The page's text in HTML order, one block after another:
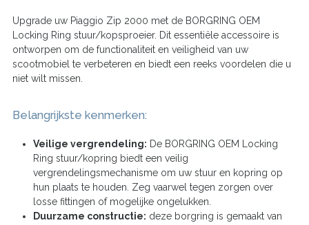
Upgrade uw Piaggio Zip 2000 met de BORGRING OEM
Locking Ring stuur/kopsproeier. Dit essentiële accessoire is
ontworpen om de functionaliteit en veiligheid van uw
scootmobiel te verbeteren en biedt een reeks voordelen die u
niet wilt missen.
Belangrijkste kenmerken:
Veilige vergrendeling: De BORGRING OEM Locking
Ring stuur/kopring biedt een veilig
vergrendelingsmechanisme om uw stuur en kopring op
hun plaats te houden. Zeg vaarwel tegen zorgen over
losse fittingen of mogelijke ongelukken.
Duurzame constructie: deze borgring is gemaakt van